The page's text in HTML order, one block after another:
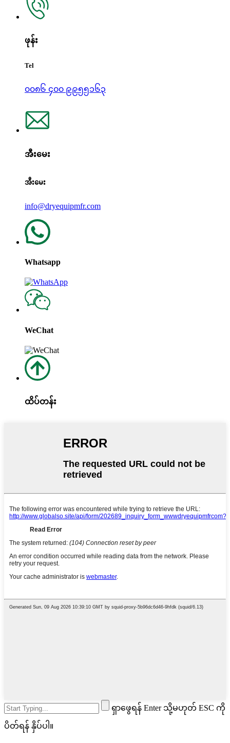
ဖုန်း
Tel
၀၀၈၆ ၄၀၀ ၉၉၅၅၁၆၃
အီးမေး
အီးမေး
info@dryequipmfr.com
Whatsapp
WeChat
ထိပ်တန်း
ရှာဖွေရန် Enter သို့မဟုတ် ESC ကို
ပိတ်ရန် နှိပ်ပါ။